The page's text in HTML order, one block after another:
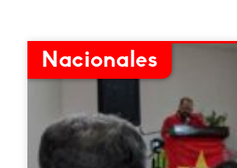
Nacionales